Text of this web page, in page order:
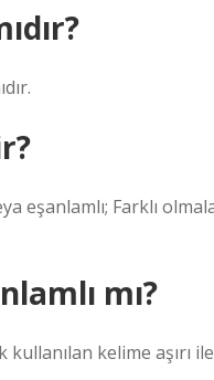
eşanlamlı; Farklı
mı?
kelime aşırı ile